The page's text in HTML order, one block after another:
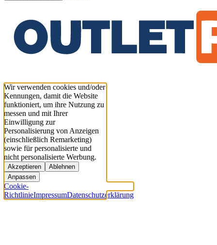
Wir verwenden cookies und/oder
Kennungen, damit die Website
funktioniert, um ihre Nutzung zu
messen und mit Ihrer
Einwilligung zur
Personalisierung von Anzeigen
(einschließlich Remarketing)
sowie für personalisierte und
nicht personalisierte Werbung.
Akzeptieren
Ablehnen
Anpassen
Cookie-
RichtlinieImpressumDatenschutzerklärung